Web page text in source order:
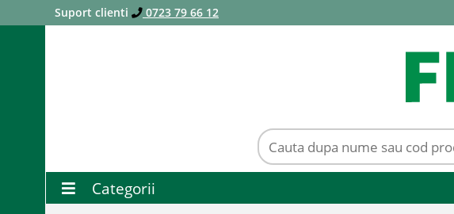
Suport clienti 0723 79 66 12
Categorii